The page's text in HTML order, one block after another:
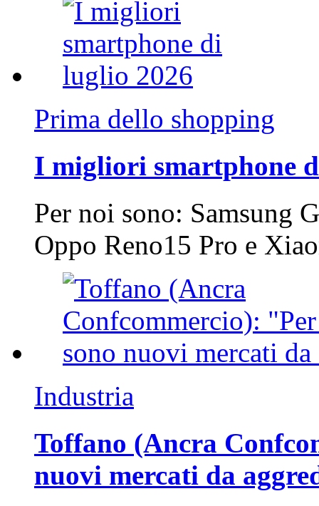
Prima dello shopping
I migliori smartphone
Per noi sono: Samsung
Oppo Reno15 Pro e
Industria
Toffano (Ancra
nuovi mercati da